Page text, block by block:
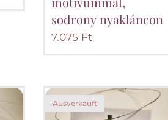
sodrony nyakláncon
7.075 Ft
Ausverkauft